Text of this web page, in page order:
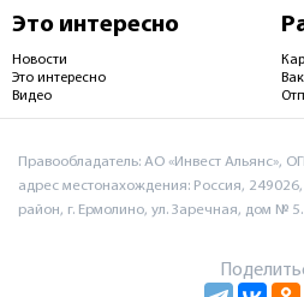
Это интересно
Новости
Это интересно
Видео
Правообладатель: АО «Инвест Альянс»,
адрес местонахождения: Россия,
район, г. Ермолино, ул. Заречная, дом № 5.